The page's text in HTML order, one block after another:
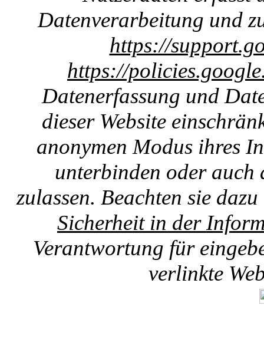
Datenverarbeitung und
https://
https://
Datenerfassung und
dieser Website
anonymen Modus ihres
unterbinden oder auch
zulassen. Beachten sie
Sicherheit in der
Verantwortung für
verlinkte